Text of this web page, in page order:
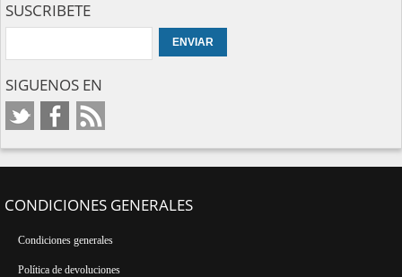
SUSCRIBETE
SIGUENOS EN
CONDICIONES GENERALES
Condiciones generales
Política de devoluciones